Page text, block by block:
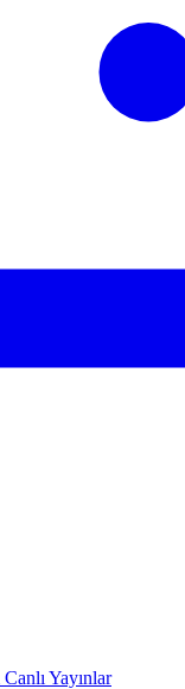
Canlı Yayınlar